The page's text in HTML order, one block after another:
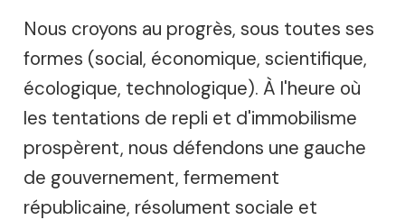
Nous croyons au progrès, sous toutes ses
formes (social, économique, scientifique,
écologique, technologique). À l'heure où
les tentations de repli et d'immobilisme
prospèrent, nous défendons une gauche
de gouvernement, fermement
républicaine, résolument sociale et